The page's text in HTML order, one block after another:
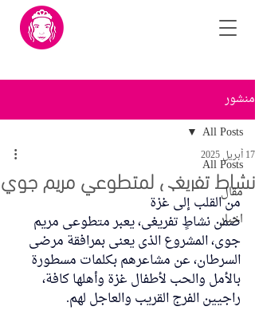
منشور
All Posts
مقال
اخبار
All Posts
نشاط تفريغي لمتطوعي مريم جوي
17 أبريل 2025
من القلب إلى غزة
ضمن نشاطٍ تفريغي، يعبر متطوعي مريم
جوي، المشروع الذي يعني بمرافقة مرضى
السرطان، عن مشاعرهم بكلمات مسطورة
بالأمل والحب لأطفال غزة وأهلها كافة،
راجيين الفرج القريب والعاجل لهم.